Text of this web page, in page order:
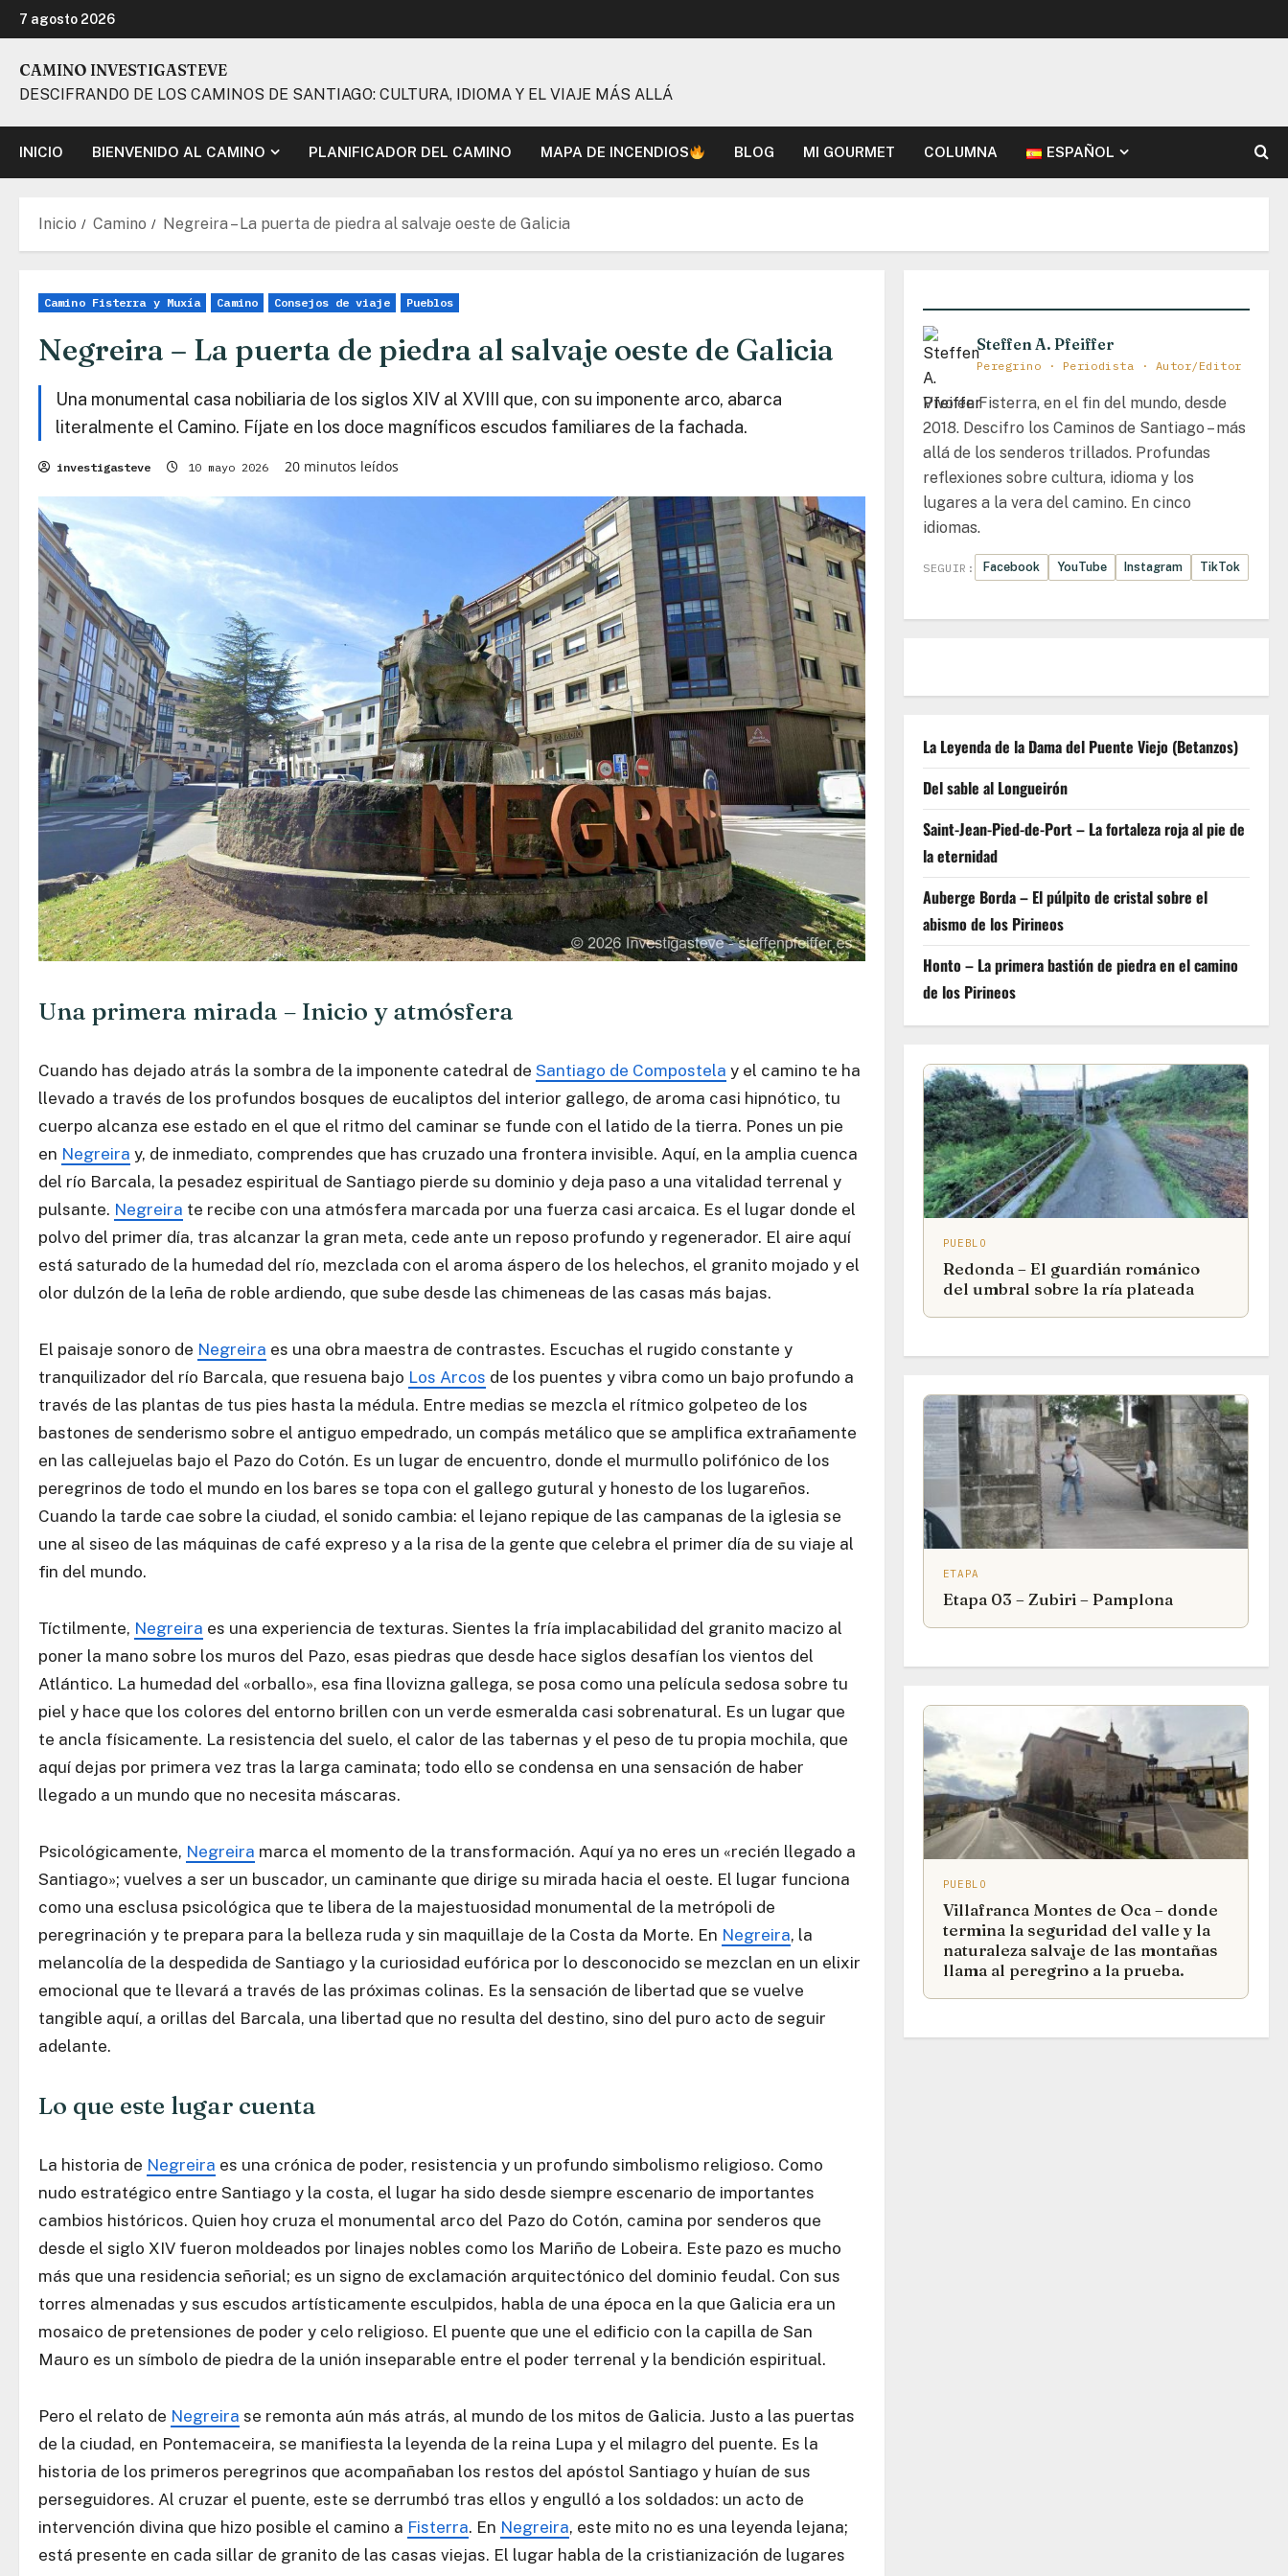
al
contenido
7 agosto 2026
CAMINO INVESTIGASTEVE
DESCIFRANDO DE LOS CAMINOS DE SANTIAGO: CULTURA, IDIOMA Y EL VIAJE MÁS ALLÁ
INICIO BIENVENIDO AL CAMINO PLANIFICADOR DEL CAMINO MAPA DE INCENDIOS BLOG MI GOURMET COLUMNA ESPAÑOL
Inicio Camino Negreira – La puerta de piedra al salvaje oeste de Galicia
Camino Fisterra y Muxía Camino Consejos de viaje Pueblos
Negreira – La puerta de piedra al salvaje oeste de Galicia
Una monumental casa nobiliaria de los siglos XIV al XVIII que, con su imponente arco, abarca
literalmente el Camino. Fíjate en los doce magníficos escudos familiares de la fachada.
investigasteve 10 mayo 2026 20 minutos leídos
Una primera mirada – Inicio y atmósfera
Cuando has dejado atrás la sombra de la imponente catedral de Santiago de Compostela y el camino te ha
llevado a través de los profundos bosques de eucaliptos del interior gallego, de aroma casi hipnótico, tu
cuerpo alcanza ese estado en el que el ritmo del caminar se funde con el latido de la tierra. Pones un pie
en Negreira y, de inmediato, comprendes que has cruzado una frontera invisible. Aquí, en la amplia cuenca
del río Barcala, la pesadez espiritual de Santiago pierde su dominio y deja paso a una vitalidad terrenal y
pulsante. Negreira te recibe con una atmósfera marcada por una fuerza casi arcaica. Es el lugar donde el
polvo del primer día, tras alcanzar la gran meta, cede ante un reposo profundo y regenerador. El aire aquí
está saturado de la humedad del río, mezclada con el aroma áspero de los helechos, el granito mojado y el
olor dulzón de la leña de roble ardiendo, que sube desde las chimeneas de las casas más bajas.
El paisaje sonoro de Negreira es una obra maestra de contrastes. Escuchas el rugido constante y
tranquilizador del río Barcala, que resuena bajo Los Arcos de los puentes y vibra como un bajo profundo a
través de las plantas de tus pies hasta la médula. Entre medias se mezcla el rítmico golpeteo de los
bastones de senderismo sobre el antiguo empedrado, un compás metálico que se amplifica extrañamente
en las callejuelas bajo el Pazo do Cotón. Es un lugar de encuentro, donde el murmullo polifónico de los
peregrinos de todo el mundo en los bares se topa con el gallego gutural y honesto de los lugareños.
Cuando la tarde cae sobre la ciudad, el sonido cambia: el lejano repique de las campanas de la iglesia se
une al siseo de las máquinas de café expreso y a la risa de la gente que celebra el primer día de su viaje al
fin del mundo.
Tíctilmente, Negreira es una experiencia de texturas. Sientes la fría implacabilidad del granito macizo al
poner la mano sobre los muros del Pazo, esas piedras que desde hace siglos desafían los vientos del
Atlántico. La humedad del «orballo», esa fina llovizna gallega, se posa como una película sedosa sobre tu
piel y hace que los colores del entorno brillen con un verde esmeralda casi sobrenatural. Es un lugar que
te ancla físicamente. La resistencia del suelo, el calor de las tabernas y el peso de tu propia mochila, que
aquí dejas por primera vez tras la larga caminata; todo ello se condensa en una sensación de haber
llegado a un mundo que no necesita máscaras.
Psicológicamente, Negreira marca el momento de la transformación. Aquí ya no eres un «recién llegado a
Santiago»; vuelves a ser un buscador, un caminante que dirige su mirada hacia el oeste. El lugar funciona
como una esclusa psicológica que te libera de la majestuosidad monumental de la metrópoli de
peregrinación y te prepara para la belleza ruda y sin maquillaje de la Costa da Morte. En Negreira, la
melancolía de la despedida de Santiago y la curiosidad eufórica por lo desconocido se mezclan en un elixir
emocional que te llevará a través de las próximas colinas. Es la sensación de libertad que se vuelve
tangible aquí, a orillas del Barcala, una libertad que no resulta del destino, sino del puro acto de seguir
adelante.
Lo que este lugar cuenta
La historia de Negreira es una crónica de poder, resistencia y un profundo simbolismo religioso. Como
nudo estratégico entre Santiago y la costa, el lugar ha sido desde siempre escenario de importantes
cambios históricos. Quien hoy cruza el monumental arco del Pazo do Cotón, camina por senderos que
desde el siglo XIV fueron moldeados por linajes nobles como los Mariño de Lobeira. Este pazo es mucho
más que una residencia señorial; es un signo de exclamación arquitectónico del dominio feudal. Con sus
torres almenadas y sus escudos artísticamente esculpidos, habla de una época en la que Galicia era un
mosaico de pretensiones de poder y celo religioso. El puente que une el edificio con la capilla de San
Mauro es un símbolo de piedra de la unión inseparable entre el poder terrenal y la bendición espiritual.
Pero el relato de Negreira se remonta aún más atrás, al mundo de los mitos de Galicia. Justo a las puertas
de la ciudad, en Pontemaceira, se manifiesta la leyenda de la reina Lupa y el milagro del puente. Es la
historia de los primeros peregrinos que acompañaban los restos del apóstol Santiago y huían de sus
perseguidores. Al cruzar el puente, este se derrumbó tras ellos y engulló a los soldados: un acto de
intervención divina que hizo posible el camino a Fisterra. En Negreira, este mito no es una leyenda lejana;
está presente en cada sillar de granito de las casas viejas. El lugar habla de la cristianización de lugares
Steffen A. Pfeiffer
Peregrino · Periodista · Autor/Editor
Vivo en Fisterra, en el fin del mundo, desde
2018. Descifro los Caminos de Santiago – más
allá de los senderos trillados. Profundas
reflexiones sobre cultura, idioma y los
lugares a la vera del camino. En cinco
idiomas.
SEGUIR: Facebook YouTube Instagram TikTok
La Leyenda de la Dama del Puente Viejo (Betanzos)
Del sable al Longueirón
Saint-Jean-Pied-de-Port – La fortaleza roja al pie de
la eternidad
Auberge Borda – El púlpito de cristal sobre el
abismo de los Pirineos
Honto – La primera bastión de piedra en el camino
de los Pirineos
PUEBLO
Redonda – El guardián románico
del umbral sobre la ría plateada
ETAPA
Etapa 03 – Zubiri – Pamplona
PUEBLO
Villafranca Montes de Oca – donde
termina la seguridad del valle y la
naturaleza salvaje de las montañas
llama al peregrino a la prueba.